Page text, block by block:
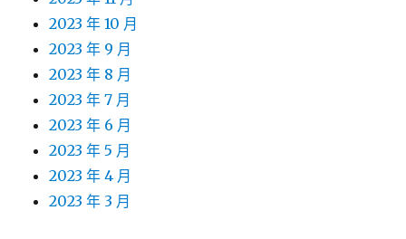
2023 年 10 月
2023 年 9 月
2023 年 8 月
2023 年 7 月
2023 年 6 月
2023 年 5 月
2023 年 4 月
2023 年 3 月